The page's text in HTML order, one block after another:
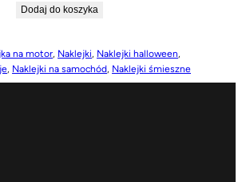
Dodaj do koszyka
na motor, Naklejki, Naklejki halloween,
, Naklejki na samochód, Naklejki śmieszne